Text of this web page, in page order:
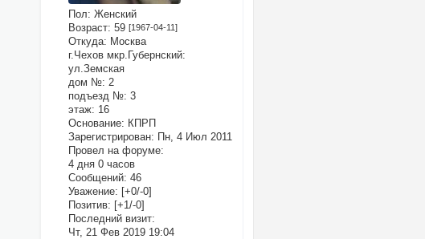
Пол: Женский
Возраст: 59 [1967-04-11]
Откуда: Москва
г.Чехов мкр.Губернский:
ул.Земская
дом №: 2
подъезд №: 3
этаж: 16
Основание: КПРП
Зарегистрирован: Пн, 4 Июл 2011
Провел на форуме:
4 дня 0 часов
Сообщений: 46
Уважение: [+0/-0]
Позитив: [+1/-0]
Последний визит:
Чт, 21 Фев 2019 19:04